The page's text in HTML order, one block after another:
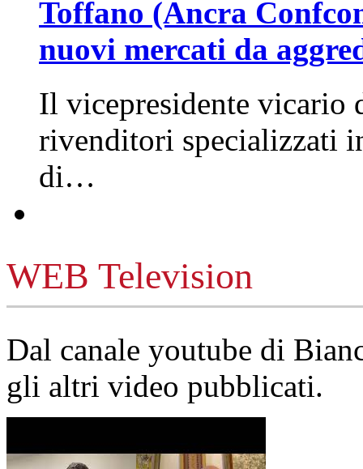
Toffano (Ancra
nuovi mercati da
Il vicepresidente vicario
rivenditori specializzati
di…
WEB Television
Dal canale youtube di
gli altri video pubblicati.